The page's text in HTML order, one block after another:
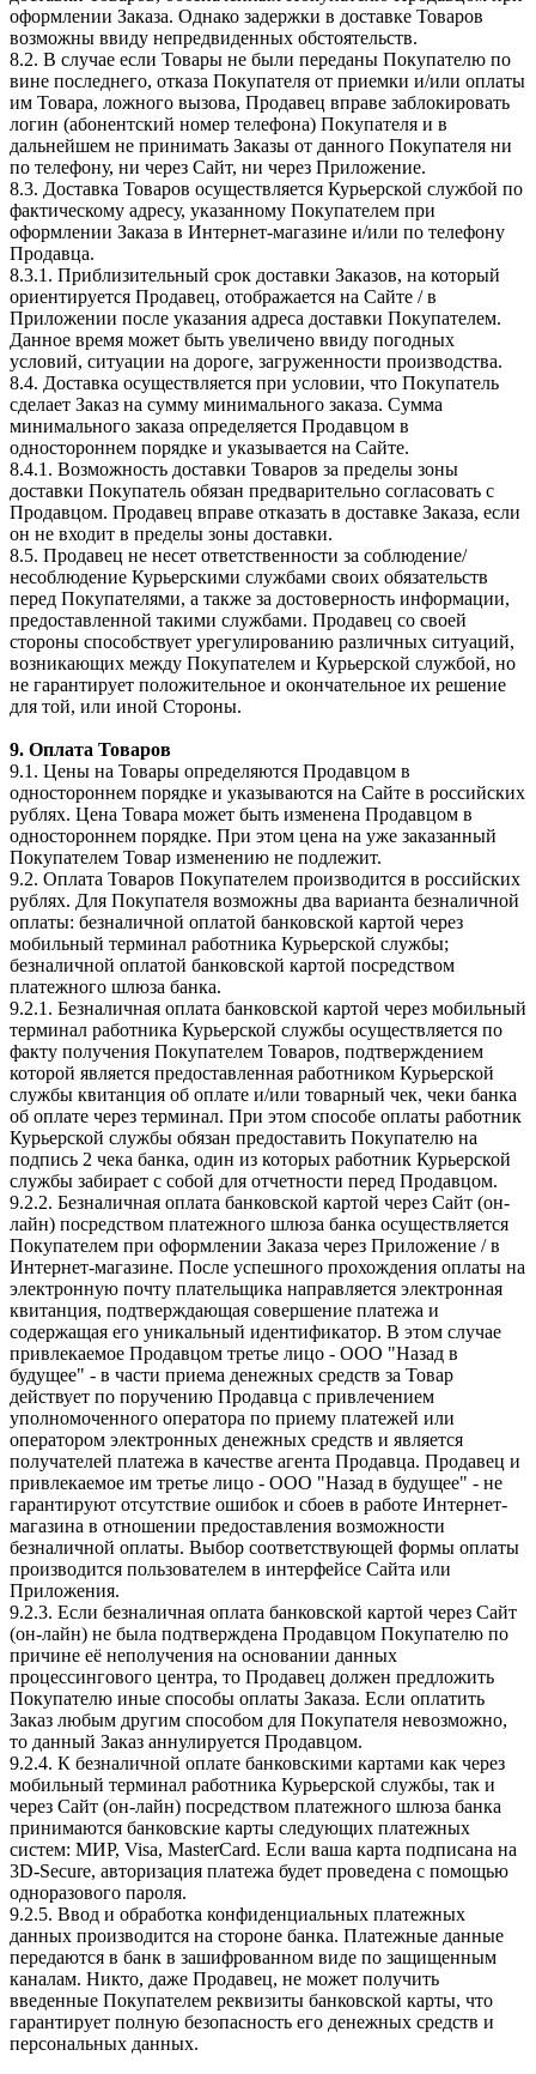
оформлении Заказа. Однако задержки в доставке Товаров
возможны ввиду непредвиденных обстоятельств.
8.2. В случае если Товары не были переданы Покупателю по
вине последнего, отказа Покупателя от приемки и/или оплаты
им Товара, ложного вызова, Продавец вправе заблокировать
логин (абонентский номер телефона) Покупателя и в
дальнейшем не принимать Заказы от данного Покупателя ни
по телефону, ни через Сайт, ни через Приложение.
8.3. Доставка Товаров осуществляется Курьерской службой по
фактическому адресу, указанному Покупателем при
оформлении Заказа в Интернет-магазине и/или по телефону
Продавца.
8.3.1. Приблизительный срок доставки Заказов, на который
ориентируется Продавец, отображается на Сайте / в
Приложении после указания адреса доставки Покупателем.
Данное время может быть увеличено ввиду погодных
условий, ситуации на дороге, загруженности производства.
8.4. Доставка осуществляется при условии, что Покупатель
сделает Заказ на сумму минимального заказа. Сумма
минимального заказа определяется Продавцом в
одностороннем порядке и указывается на Сайте.
8.4.1. Возможность доставки Товаров за пределы зоны
доставки Покупатель обязан предварительно согласовать с
Продавцом. Продавец вправе отказать в доставке Заказа, если
он не входит в пределы зоны доставки.
8.5. Продавец не несет ответственности за соблюдение/
несоблюдение Курьерскими службами своих обязательств
перед Покупателями, а также за достоверность информации,
предоставленной такими службами. Продавец со своей
стороны способствует урегулированию различных ситуаций,
возникающих между Покупателем и Курьерской службой, но
не гарантирует положительное и окончательное их решение
для той, или иной Стороны.
9. Оплата Товаров
9.1. Цены на Товары определяются Продавцом в
одностороннем порядке и указываются на Сайте в российских
рублях. Цена Товара может быть изменена Продавцом в
одностороннем порядке. При этом цена на уже заказанный
Покупателем Товар изменению не подлежит.
9.2. Оплата Товаров Покупателем производится в российских
рублях. Для Покупателя возможны два варианта безналичной
оплаты: безналичной оплатой банковской картой через
мобильный терминал работника Курьерской службы;
безналичной оплатой банковской картой посредством
платежного шлюза банка.
9.2.1. Безналичная оплата банковской картой через мобильный
терминал работника Курьерской службы осуществляется по
факту получения Покупателем Товаров, подтверждением
которой является предоставленная работником Курьерской
службы квитанция об оплате и/или товарный чек, чеки банка
об оплате через терминал. При этом способе оплаты работник
Курьерской службы обязан предоставить Покупателю на
подпись 2 чека банка, один из которых работник Курьерской
службы забирает с собой для отчетности перед Продавцом.
9.2.2. Безналичная оплата банковской картой через Сайт (он-
лайн) посредством платежного шлюза банка осуществляется
Покупателем при оформлении Заказа через Приложение / в
Интернет-магазине. После успешного прохождения оплаты на
электронную почту плательщика направляется электронная
квитанция, подтверждающая совершение платежа и
содержащая его уникальный идентификатор. В этом случае
привлекаемое Продавцом третье лицо - ООО "Назад в
будущее" - в части приема денежных средств за Товар
действует по поручению Продавца с привлечением
уполномоченного оператора по приему платежей или
оператором электронных денежных средств и является
получателей платежа в качестве агента Продавца. Продавец и
привлекаемое им третье лицо - ООО "Назад в будущее" - не
гарантируют отсутствие ошибок и сбоев в работе Интернет-
магазина в отношении предоставления возможности
безналичной оплаты. Выбор соответствующей формы оплаты
производится пользователем в интерфейсе Сайта или
Приложения.
9.2.3. Если безналичная оплата банковской картой через Сайт
(он-лайн) не была подтверждена Продавцом Покупателю по
причине её неполучения на основании данных
процессингового центра, то Продавец должен предложить
Покупателю иные способы оплаты Заказа. Если оплатить
Заказ любым другим способом для Покупателя невозможно,
то данный Заказ аннулируется Продавцом.
9.2.4. К безналичной оплате банковскими картами как через
мобильный терминал работника Курьерской службы, так и
через Сайт (он-лайн) посредством платежного шлюза банка
принимаются банковские карты следующих платежных
систем: МИР, Visa, MasterCard. Если ваша карта подписана на
3D-Secure, авторизация платежа будет проведена с помощью
одноразового пароля.
9.2.5. Ввод и обработка конфиденциальных платежных
данных производится на стороне банка. Платежные данные
передаются в банк в зашифрованном виде по защищенным
каналам. Никто, даже Продавец, не может получить
введенные Покупателем реквизиты банковской карты, что
гарантирует полную безопасность его денежных средств и
персональных данных.